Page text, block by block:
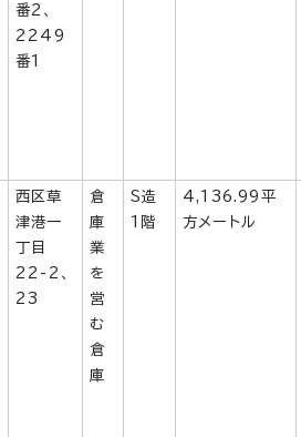
番2、
2249
番1
西区草
津港一
丁目
22-2、
23
倉
庫
業
を
営
む
倉
庫
S造
1階
4,136.99平
方メートル